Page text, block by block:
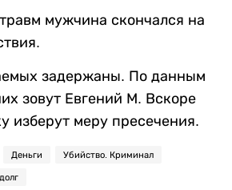
мужчина скончался на
задержаны. По данным
зовут Евгений М. Вскоре
изберут меру пресечения.
Деньги Убийство. Криминал
долг